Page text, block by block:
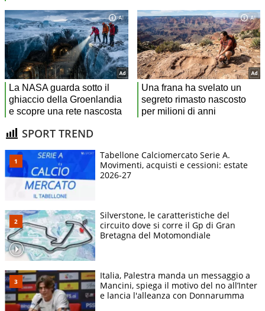
SPORT TREND
Tabellone Calciomercato Serie A.
Movimenti, acquisti e cessioni: estate
2026-27
Silverstone, le caratteristiche del
circuito dove si corre il Gp di Gran
Bretagna del Motomondiale
Italia, Palestra manda un messaggio a
Mancini, spiega il motivo del no all’Inter
e lancia l'alleanza con Donnarumma